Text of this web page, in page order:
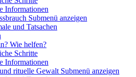
Informationen
Submenü anzeigen
und Tatsachen
Wie helfen?
Schritte
Informationen
rituelle Gewalt Submenü anzeigen